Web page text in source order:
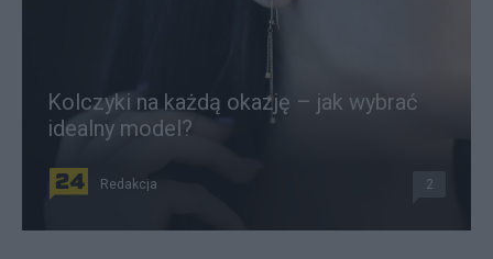
Kolczyki na każdą okazję – jak wybrać
idealny model?
Redakcja 2